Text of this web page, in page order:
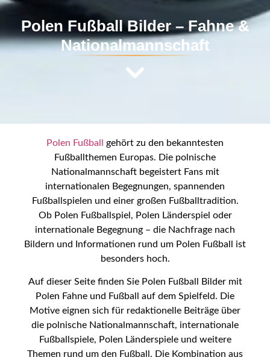
Polen Fußball Bilder – Fahne &
Nationalmannschaft
Polen Fußball
gehört zu den bekanntesten
Fußballthemen Europas. Die polnische
Nationalmannschaft begeistert Fans mit
internationalen Begegnungen, spannenden
Fußballspielen und einer großen Fußballtradition.
Ob Polen Fußballspiel, Polen Länderspiel oder
internationale Begegnung – die Nachfrage nach
Bildern und Informationen rund um Polen Fußball ist
besonders hoch.
Auf dieser Seite finden Sie Polen Fußball Bilder mit
Polen Fahne und Fußball auf dem Spielfeld. Die
Motive eignen sich für redaktionelle Beiträge über
die polnische Nationalmannschaft, internationale
Fußballspiele, Polen Länderspiele und weitere
Themen rund um den Fußball. Die Kombination aus